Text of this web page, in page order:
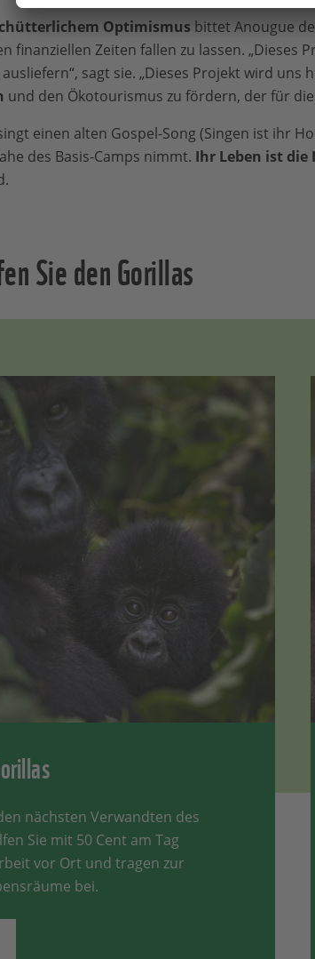
Optimismus bittet Anougue
finanziellen Zeiten fallen zu lassen. „Dieses
sagt sie. „Dieses Projekt wird uns
und den Ökotourismus zu fördern, der für
einen alten Gospel-Song (Singen ist ihr
des Basis-Camps nimmt. Ihr Leben ist die
Sie den Gorillas
nächsten Verwandten des
Sie mit 50 Cent am Tag
vor Ort und tragen zur
bei.